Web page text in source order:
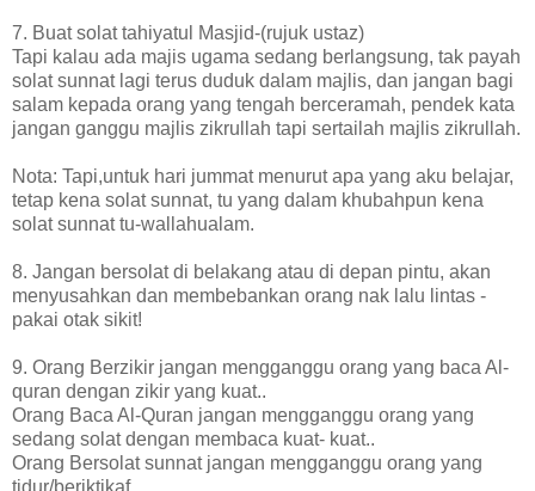
7. Buat solat tahiyatul Masjid-(rujuk ustaz)
Tapi kalau ada majis ugama sedang berlangsung, tak payah
solat sunnat lagi terus duduk dalam majlis, dan jangan bagi
salam kepada orang yang tengah berceramah, pendek kata
jangan ganggu majlis zikrullah tapi sertailah majlis zikrullah.
Nota: Tapi,untuk hari jummat menurut apa yang aku belajar,
tetap kena solat sunnat, tu yang dalam khubahpun kena
solat sunnat tu-wallahualam.
8. Jangan bersolat di belakang atau di depan pintu, akan
menyusahkan dan membebankan orang nak lalu lintas -
pakai otak sikit!
9. Orang Berzikir jangan mengganggu orang yang baca Al-
quran dengan zikir yang kuat..
Orang Baca Al-Quran jangan mengganggu orang yang
sedang solat dengan membaca kuat- kuat..
Orang Bersolat sunnat jangan mengganggu orang yang
tidur/beriktikaf